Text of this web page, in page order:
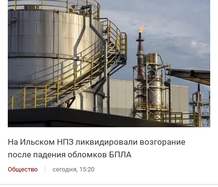
На Ильском НПЗ ликвидировали возгорание
после падения обломков БПЛА
Общество сегодня, 15:20